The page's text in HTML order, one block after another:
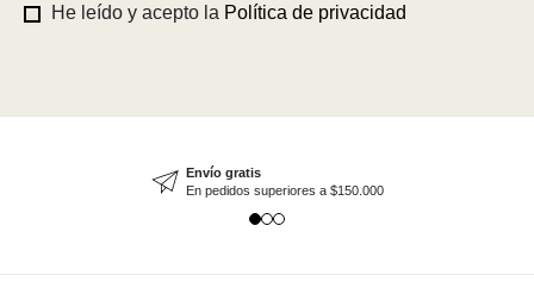
He leído y acepto la Política de privacidad
Envío gratis
En pedidos superiores a $150.000